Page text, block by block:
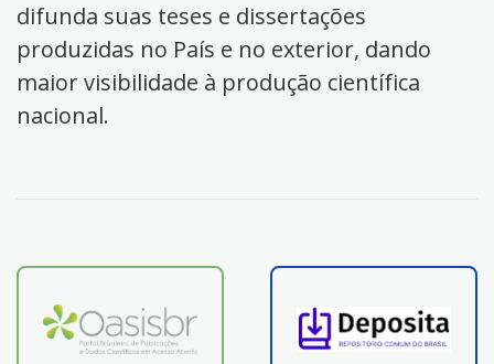
difunda suas teses e dissertações
produzidas no País e no exterior, dando
maior visibilidade à produção científica
nacional.